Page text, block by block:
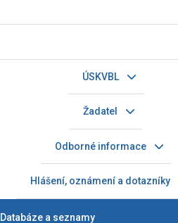
ÚSKVBL
Žadatel
Odborné informace
Hlášení, oznámení a dotazníky
Databáze a seznamy